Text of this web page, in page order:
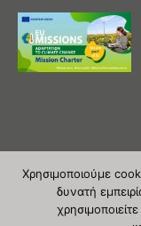
Χρησιμοποιούμε
δυνατή